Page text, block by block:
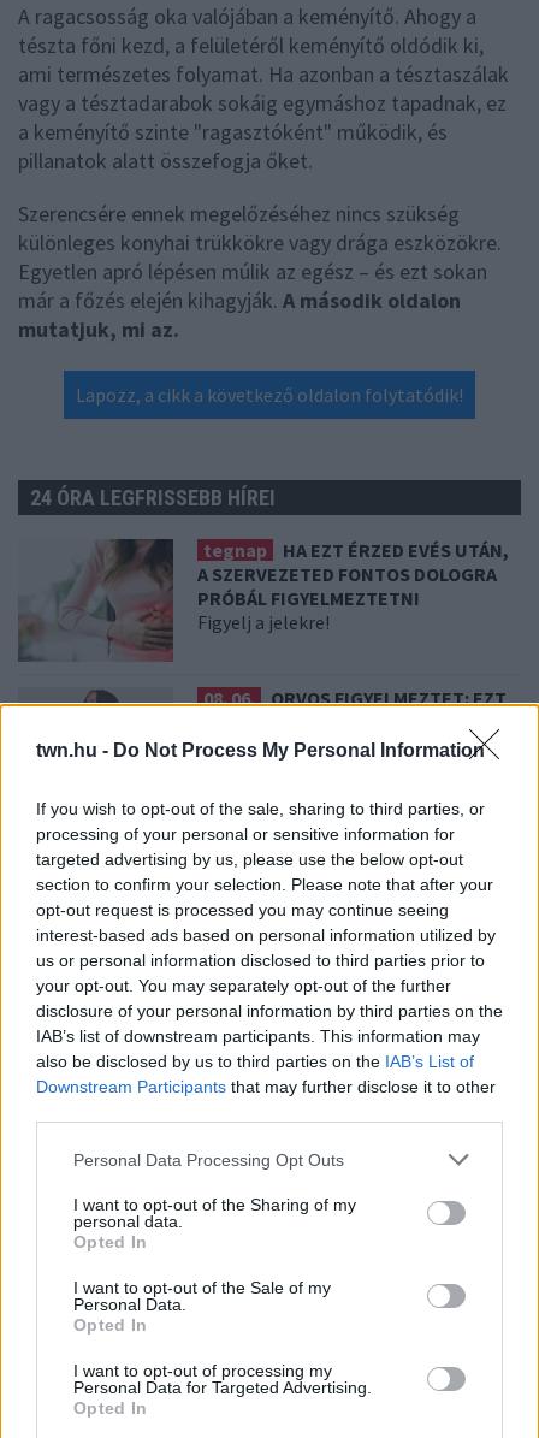
twn.hu - Do Not Process My Personal Information
If you wish to opt-out of the sale, sharing to third parties, or
processing of your personal or sensitive information for
targeted advertising by us, please use the below opt-out
section to confirm your selection. Please note that after your
opt-out request is processed you may continue seeing
interest-based ads based on personal information utilized by
us or personal information disclosed to third parties prior to
your opt-out. You may separately opt-out of the further
disclosure of your personal information by third parties on the
IAB’s list of downstream participants. This information may
also be disclosed by us to third parties on the IAB’s List of
Downstream Participants that may further disclose it to other
Please note that this website/app uses one or more Google
not limited to your visit or usage behaviour. You may click to
grant or deny consent to Google and its third-party tags to
use your data for below specified purposes in below Google
consent section.
Personal Data Processing Opt Outs
I want to opt-out of the Sharing of my
personal data.
Opted In
I want to opt-out of the Sale of my
Personal Data.
Opted In
I want to opt-out of processing my
Personal Data for Targeted Advertising.
Opted In
A ragacsosság oka valójában a keményítő. Ahogy a
tészta főni kezd, a felületéről keményítő oldódik ki,
ami természetes folyamat. Ha azonban a tésztaszálak
vagy a tésztadarabok sokáig egymáshoz tapadnak, ez
a keményítő szinte "ragasztóként" működik, és
pillanatok alatt összefogja őket.
Szerencsére ennek megelőzéséhez nincs szükség
különleges konyhai trükkökre vagy drága eszközökre.
Egyetlen apró lépésen múlik az egész – és ezt sokan
már a főzés elején kihagyják. A második oldalon
mutatjuk, mi az.
Lapozz, a cikk a következő oldalon folytatódik!
24 ÓRA LEGFRISSEBB HÍREI
tegnap
HA EZT ÉRZED EVÉS UTÁN,
A SZERVEZETED FONTOS DOLOGRA
PRÓBÁL FIGYELMEZTETNI
Figyelj a jelekre!
08. 06.
ORVOS FIGYELMEZTET: EZT
SÖPÖRD A SZŐNYEG ALÁ
08. 05.
EZÉRT PÁRÁSODIK BE
ÁLLANDÓAN AZ ABLAK – EGYSZERŰBB
A MEGOLDÁS, MINT GONDOLNÁD
Villámgyors megoldás
08. 04.
NEM ECETTEL ÉS NEM
SZÓDABIKARBÓNÁVAL: EZZEL LESZ
ÚJRA CSILLOGÓ A VÍZKÖVES CSAP
A legjobb trükk
RENDKÍVÜL MAGAS ÉRZELMI INTELLIGENCIÁRA UTALHAT
Te szoktad?
08. 02.
SOKAN ROSSZUL TÁROLJÁK A GYÓGYSZEREIKET –
Érdemes odafigyelni rá
08. 01.
EGYRE TÖBB FIATALNÁL JELENTKEZIK EZ A
VITAMINHIÁNY – ILYEN JELEKRE FIGYELJ
Erre figyelj!